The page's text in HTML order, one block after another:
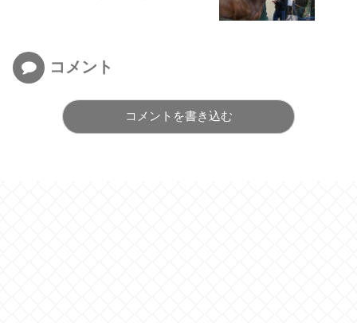
コメント
コメントを書き込む